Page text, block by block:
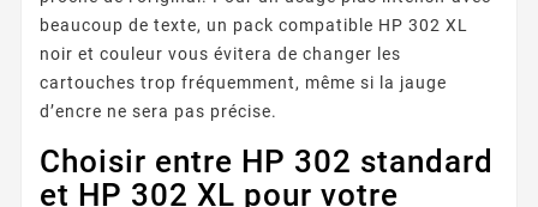
beaucoup de texte, un pack compatible HP 302 XL
noir et couleur vous évitera de changer les
cartouches trop fréquemment, même si la jauge
d’encre ne sera pas précise.
Choisir entre HP 302 standard
et HP 302 XL pour votre